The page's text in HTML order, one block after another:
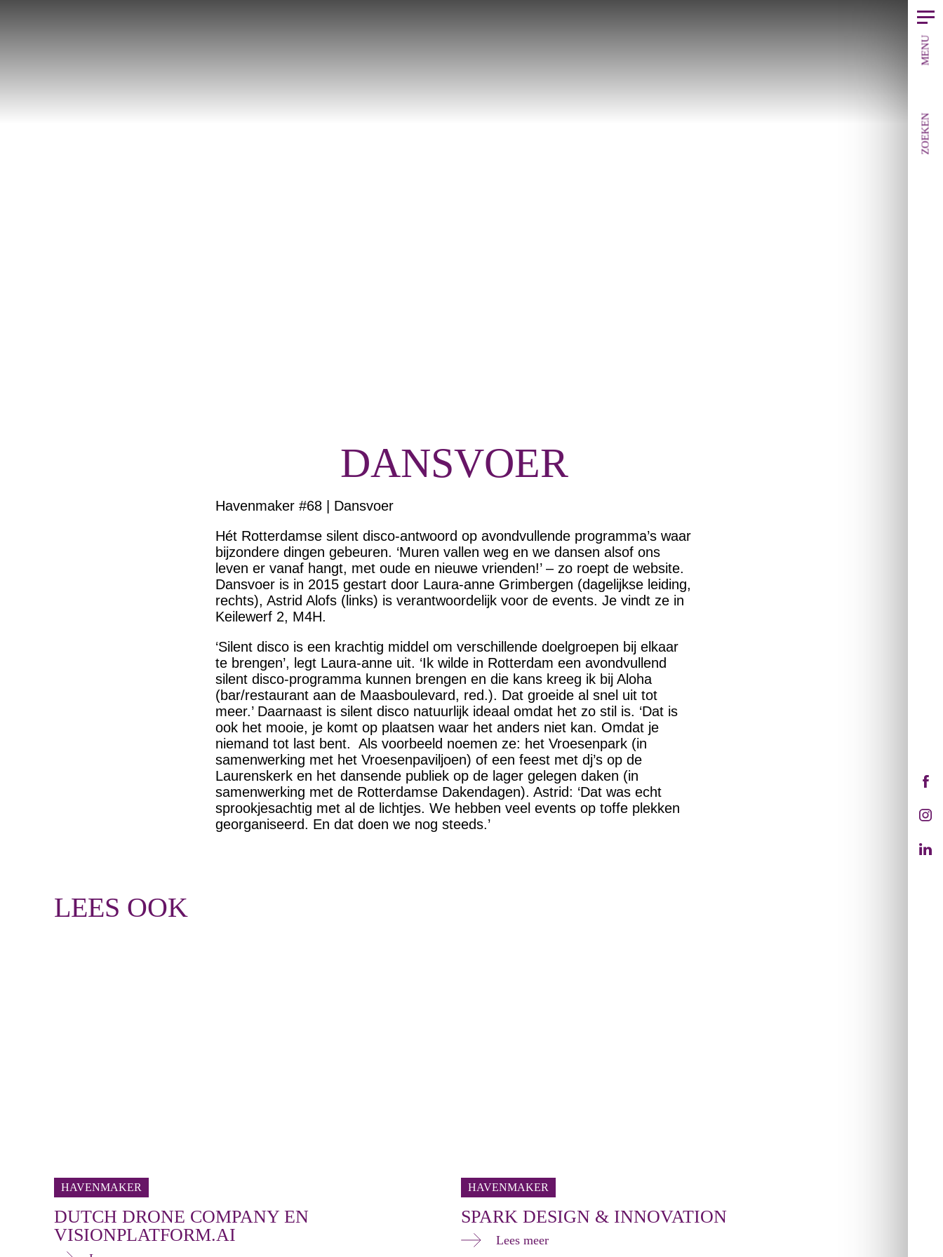
MENU
ZOEKEN
DANSVOER
Havenmaker #68 | Dansvoer
Hét Rotterdamse silent disco-antwoord op avondvullende programma’s waar
bijzondere dingen gebeuren. ‘Muren vallen weg en we dansen alsof ons
leven er vanaf hangt, met oude en nieuwe vrienden!’ – zo roept de website.
Dansvoer is in 2015 gestart door Laura-anne Grimbergen (dagelijkse leiding,
rechts), Astrid Alofs (links) is verantwoordelijk voor de events. Je vindt ze in
Keilewerf 2, M4H.
‘Silent disco is een krachtig middel om verschillende doelgroepen bij elkaar
te brengen’, legt Laura-anne uit. ‘Ik wilde in Rotterdam een avondvullend
silent disco-programma kunnen brengen en die kans kreeg ik bij Aloha
(bar/restaurant aan de Maasboulevard, red.). Dat groeide al snel uit tot
meer.’ Daarnaast is silent disco natuurlijk ideaal omdat het zo stil is. ‘Dat is
ook het mooie, je komt op plaatsen waar het anders niet kan. Omdat je
niemand tot last bent. Als voorbeeld noemen ze: het Vroesenpark (in
samenwerking met het Vroesenpaviljoen) of een feest met dj’s op de
Laurenskerk en het dansende publiek op de lager gelegen daken (in
samenwerking met de Rotterdamse Dakendagen). Astrid: ‘Dat was echt
sprookjesachtig met al de lichtjes. We hebben veel events op toffe plekken
georganiseerd. En dat doen we nog steeds.’
LEES OOK
HAVENMAKER
DUTCH DRONE COMPANY EN
VISIONPLATFORM.AI
HAVENMAKER
SPARK DESIGN & INNOVATION
Lees meer